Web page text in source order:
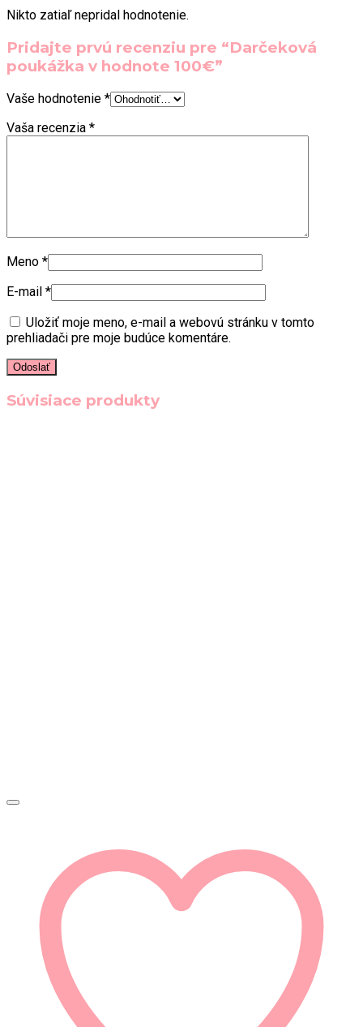
Nikto zatiaľ nepridal hodnotenie.
Pridajte prvú recenziu pre “Darčeková
poukážka v hodnote 100€”
Vaše hodnotenie *
Vaša recenzia *
Meno *
E-mail *
Uložiť moje meno, e-mail a webovú stránku v tomto
prehliadači pre moje budúce komentáre.
Súvisiace produkty